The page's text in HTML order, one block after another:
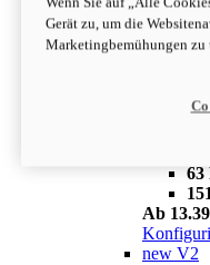
Ab
63
Ab
new V2
Gerät zu, um die
Marketingbemühungen zu